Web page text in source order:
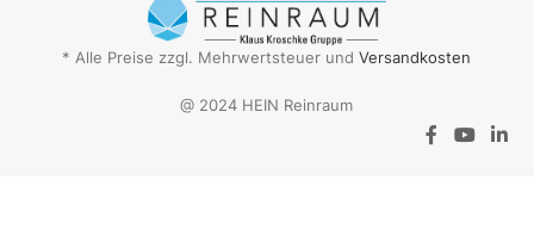
* Alle Preise zzgl. Mehrwertsteuer undVersandkosten
@ 2024 HEIN Reinraum